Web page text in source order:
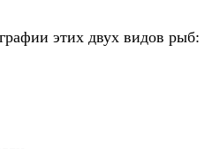
этих двух видов рыб: